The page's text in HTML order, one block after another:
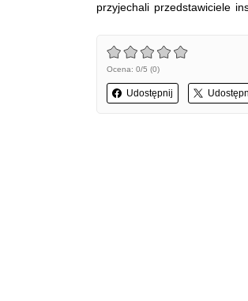
przyjechali przedstawiciele
Ocena: 0/5 (0)
Udostępnij